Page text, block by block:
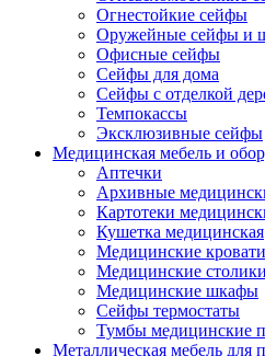
Огнестойкие сейфы
Оружейные сейфы и
Офисные сейфы
Сейфы для дома
Сейфы с отделкой
Темпокассы
Эксклюзивные сейфы
Медицинская мебель и
Аптечки
Архивные
Картотеки
Кушетка медицинская
Медицинские кровати
Медицинские
Медицинские шкафы
Сейфы термостаты
Тумбы медицинские
Металлическая мебель для